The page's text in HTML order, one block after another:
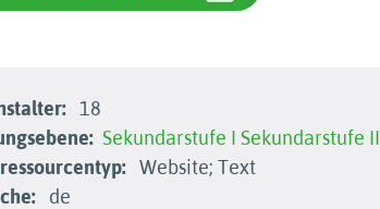
18
Sekundarstufe I Sekundarstufe II
Website; Text
de